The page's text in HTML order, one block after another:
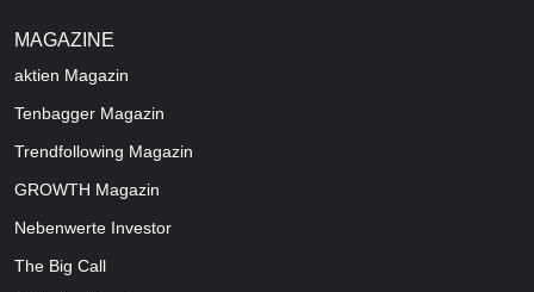
MAGAZINE
aktien Magazin
Tenbagger Magazin
Trendfollowing Magazin
GROWTH Magazin
Nebenwerte Investor
The Big Call